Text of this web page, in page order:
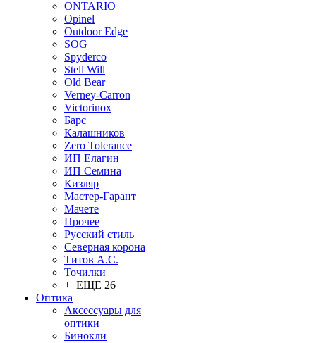
ONTARIO
Opinel
Outdoor Edge
SOG
Spyderco
Stell Will
Old Bear
Verney-Carron
Victorinox
Барс
Калашников
Zero Tolerance
ИП Елагин
ИП Семина
Кизляр
Мастер-Гарант
Мачете
Прочее
Русский стиль
Северная корона
Титов А.С.
Точилки
+ ЕЩЕ 26
Оптика
Аксессуары для
оптики
Бинокли